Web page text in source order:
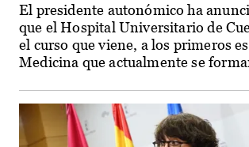
El presidente autonómico ha
que el Hospital Universitario de
el curso que viene, a los primeros
Medicina que actualmente se